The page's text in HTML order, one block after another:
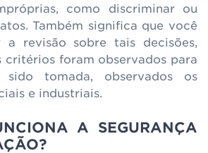
como discriminar ou
Também significa que você
a revisão sobre tais decisões,
critérios foram observados para
tomada, observados os
e industriais.
A SEGURANÇA